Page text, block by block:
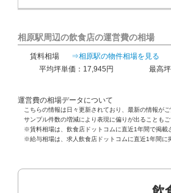
相原駅周辺の飲食店の運営費の相場
賃料相場
⇒相原駅の物件相場を見る
平均坪単価：17,945円
最高
運営費の相場データについて
こちらの情報は日々更新されており、最新の情報が
サンプル件数の増減により表現に偏りが出ることも
※賃料相場は、飲食店ドットコムに直近1年間で掲載
※給与相場は、求人飲食店ドットコムに直近1年間に